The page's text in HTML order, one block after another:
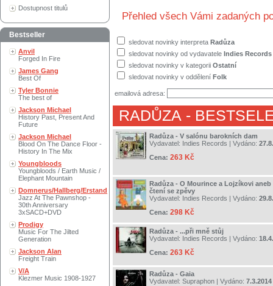
Dostupnost titulů
Bestseller
Anvil
Forged In Fire
James Gang
Best Of
Tyler Bonnie
The best of
Jackson Michael
History Past, Present And
Future
Jackson Michael
Blood On The Dance Floor -
History In The Mix
Youngbloods
Youngbloods / Earth Music /
Elephant Mountain
Domnerus/Hallberg/Erstand
Jazz At The Pawnshop -
30th Anniversary
3xSACD+DVD
Prodigy
Music For The Jilted
Generation
Jackson Alan
Freight Train
V/A
Klezmer Music 1908-1927
Přehled všech Vámi zadaných
sledovat novinky interpreta Radůza
sledovat novinky od vydavatele Indies Records
sledovat novinky v kategorii Ostatní
sledovat novinky v oddělení Folk
emailová adresa:
RADŮZA -
Radůza - V salónu barokních dam
Vydavatel: Indies Records | Vydáno:
Cena: 263 Kč
Radůza - O Mourince a Lojzíkovi
čtení se zpěvy
Vydavatel: Indies Records | Vydáno:
Cena: 298 Kč
Radůza - ...při mně stůj
Vydavatel: Indies Records | Vydáno:
Cena: 263 Kč
Radůza - Gaia
Vydavatel: Supraphon | Vydáno: 7.3.2014